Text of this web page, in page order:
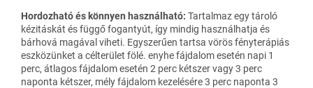
Hordozható és könnyen használható: Tartalmaz egy tároló
kézitáskát és függő fogantyút, így mindig használhatja és
bárhová magával viheti. Egyszerűen tartsa vörös fényterápiás
eszközünket a célterület fölé. enyhe fájdalom esetén napi 1
perc, átlagos fájdalom esetén 2 perc kétszer vagy 3 perc
naponta kétszer, mély fájdalom kezelésére 3 perc naponta 3